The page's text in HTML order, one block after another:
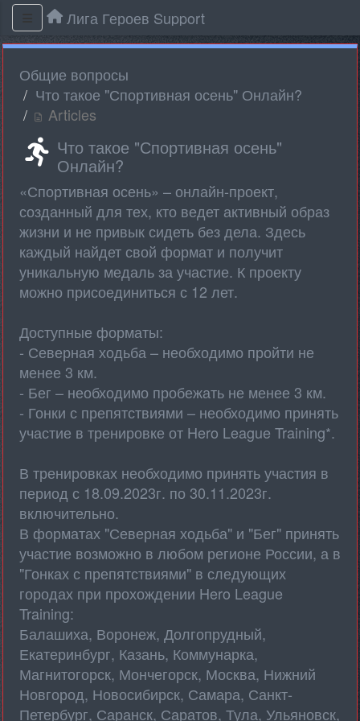
Лига Героев Support
Общие вопросы
Что такое "Спортивная осень" Онлайн?
Articles
Что такое "Спортивная осень"
Онлайн?
«‎Спортивная осень» – онлайн-проект,
созданный для тех, кто ведет активный образ
жизни и не привык сидеть без дела. Здесь
каждый найдет свой формат и получит
уникальную медаль за участие. К проекту
можно присоединиться с 12 лет.
Доступные форматы:
- Северная ходьба – необходимо пройти не
менее 3 км.
- Бег – необходимо пробежать не менее 3 км.
- Гонки с препятствиями – необходимо принять
участие в тренировке от Hero League Training*.
В тренировках необходимо принять участия в
период с 18.09.2023г. по 30.11.2023г.
включительно.
В форматах "Северная ходьба" и "Бег" принять
участие возможно в любом регионе России, а в
"Гонках с препятствиями" в следующих
городах при прохождении Hero League
Training:
Балашиха, Воронеж, Долгопрудный,
Екатеринбург, Казань, Коммунарка,
Магнитогорск, Мончегорск, Москва, Нижний
Новгород, Новосибирск, Самара, Санкт-
Петербург, Саранск, Саратов, Тула, Ульяновск,